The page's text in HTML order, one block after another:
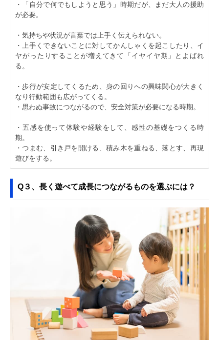
・「自分で何でもしようと思う」時期だが、まだ大人の援助
が必要。
・気持ちや状況が言葉では上手く伝えられない。
・上手くできないことに対してかんしゃくを起こしたり、イ
ヤがったりすることが増えてきて「イヤイヤ期」とよばれ
る。
・歩行が安定してくるため、身の回りへの興味関心が大きく
なり行動範囲も広がってくる。
・思わぬ事故につながるので、安全対策が必要になる時期。
・五感を使って体験や経験をして、感性の基礎をつくる時
期。
・つまむ、引き戸を開ける、積み木を重ねる、落とす、再現
遊びをする。
Q３、長く遊べて成長につながるものを選ぶには？